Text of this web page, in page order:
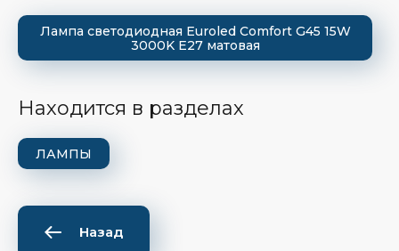
Лампа светодиодная Euroled Comfort G45 15W
3000K E27 матовая
Находится в разделах
ЛАМПЫ
Назад